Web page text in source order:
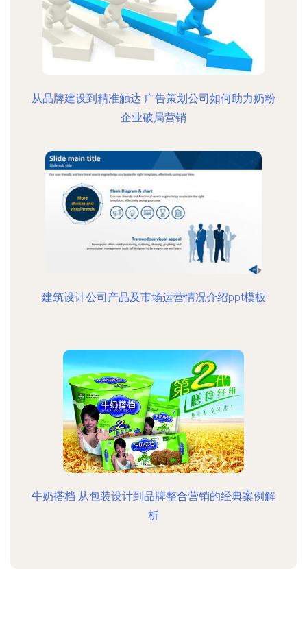
从品牌建设到精准触达 广告策划公司如何助力奶粉
企业破局营销
建筑设计公司产品及市场运营情况介绍ppt模板
牛奶搭档 从包装设计到品牌整合营销的经典案例解
析